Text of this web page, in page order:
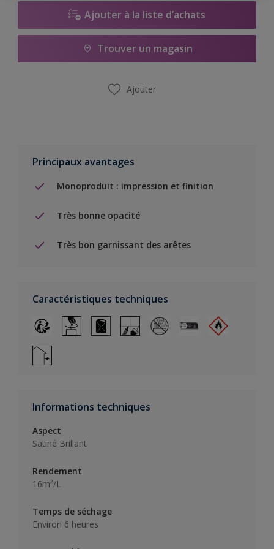
Ajouter à la liste d’achats
Trouver un magasin
Ajouter
Principaux avantages
Monoproduit : impression et finition
Très bonne opacité
Très bon garnissant des arêtes
Caractéristiques techniques
Informations techniques
Aspect
Satiné Brillant
Rendement
16m²/L
Temps de séchage
Environ 6 heures